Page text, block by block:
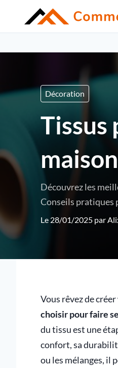
Décoration
Tissus
maison
Découvrez les
Conseils pratiques
Le 28/01/2025 par
Vous rêvez de
choisir pour faire
du tissu est une
confort, sa
ou les mélanges, il